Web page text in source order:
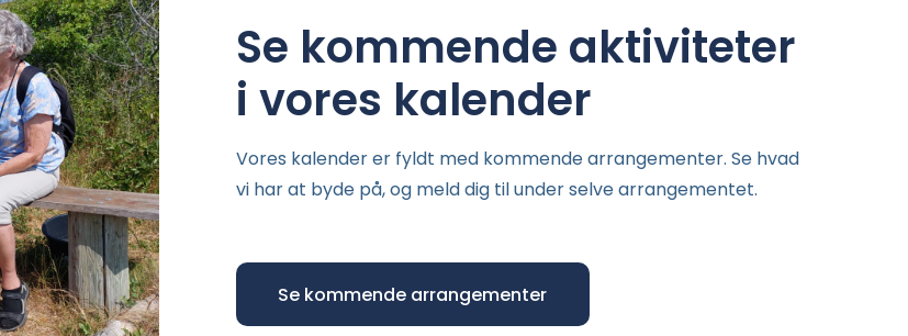
Se kommende aktiviteter
i vores kalender
Vores kalender er fyldt med kommende arrangementer. Se hvad
vi har at byde på, og meld dig til under selve arrangementet.
Se kommende arrangementer